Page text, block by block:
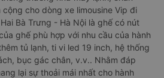
cho dòng xe limousine Vip đi
Bà Trưng - Hà Nội là ghế có nút
ghế phù hợp với nhu cầu của hành
tủ lạnh, ti vi led 19 inch, hệ thống
bục gác chân, v.v.. Nhằm đáp
lại sự thoải mái nhất cho hành